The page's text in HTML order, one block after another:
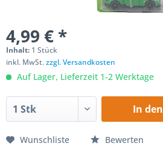
4,99 € *
Inhalt: 1 Stück
inkl. MwSt.zzgl. Versandkosten
Auf Lager, Lieferzeit 1-2 Werktage
In den
Wunschliste Bewerten